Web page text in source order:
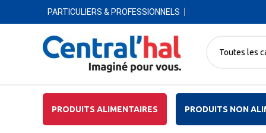
PARTICULIERS & PROFESSIONNELS
Toutes les
PRODUITS ALIMENTAIRES PRODUITS NON